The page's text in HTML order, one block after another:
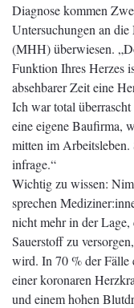
Diagnose kommen
Untersuchungen an
(MHH) überwiesen.
Funktion Ihres Herzes
absehbarer Zeit eine
Ich war total
eine eigene Baufirma,
mitten im
infrage.“
Wichtig zu wissen:
sprechen
nicht mehr in der
Sauerstoff zu
wird. In 70 % der Fälle
einer koronaren
und einem hohen